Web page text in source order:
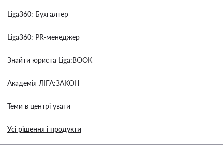
Liga360: Бухгалтер
Liga360: PR-менеджер
Знайти юриста Liga:BOOK
Академія ЛІГА:ЗАКОН
Теми в центрі уваги
Усі рішення і продукти